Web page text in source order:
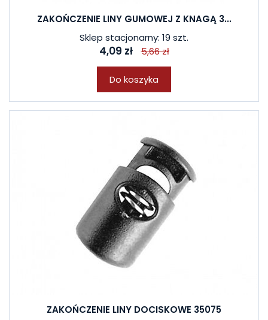
ZAKOŃCZENIE LINY GUMOWEJ Z KNAGĄ 3...
Sklep stacjonarny: 19 szt.
4,09 zł 5,66 zł
Do koszyka
ZAKOŃCZENIE LINY DOCISKOWE 35075